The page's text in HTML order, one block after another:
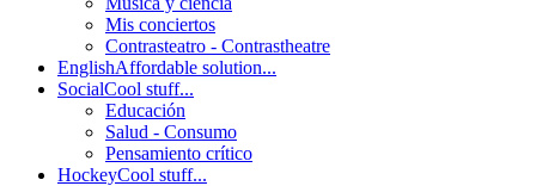
Mis conciertos
Contrasteatro - Contrastheatre
EnglishAffordable solution...
SocialCool stuff...
Educación
Salud - Consumo
Pensamiento crítico
HockeyCool stuff...